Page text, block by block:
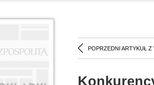
POPRZEDNI ARTYKUŁ Z